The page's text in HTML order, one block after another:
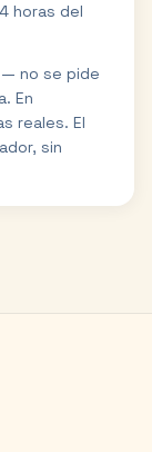
horas del
no se pide
En
reales. El
sin